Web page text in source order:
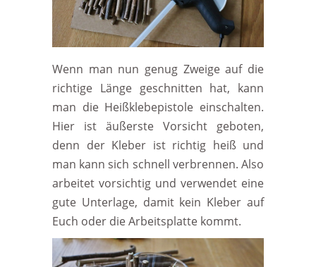
Wenn man nun genug Zweige auf die
richtige Länge geschnitten hat, kann
man die Heißklebepistole einschalten.
Hier ist äußerste Vorsicht geboten,
denn der Kleber ist richtig heiß und
man kann sich schnell verbrennen. Also
arbeitet vorsichtig und verwendet eine
gute Unterlage, damit kein Kleber auf
Euch oder die Arbeitsplatte kommt.